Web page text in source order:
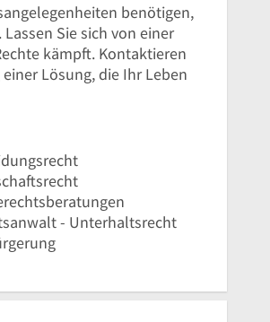
benötigen,
Sie sich von einer
kämpft. Kontaktieren
Lösung, die Ihr Leben
- Unterhaltsrecht